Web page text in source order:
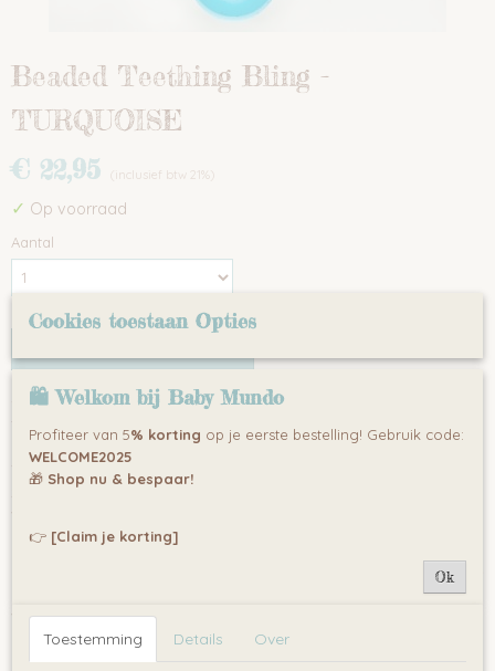
Beaded Teething Bling -
TURQUOISE
€ 22,95 (inclusief btw 21%)
✓ Op voorraad
Aantal
Omschrijving
Teething bling is een veilige bijtring waarmee hippe moeders
gemakkelijk de pijn van doorkomende tandjes kunnen verzachten.
Teething bling staat bekend om zijn veilige, effectieve bijtringen
zonder schadelijke chemicaliën. Baby's kunnen heerlijk en op een
De Teething Bling ® Hangers zijn gemaakt van de dezelfde silicone
als de meeste bijtringen. Onze producten bevatten geen schadelijke
chemicaliën zoals ftalaten, BPA's, PVC's, of latex en alle Hangers zijn
voorzien van een klikkende sluiting als extra veiligheidsmaatregel.
De hangers zijn voorzien van een CE-markering (wat betekent dat
deze voldoen aan de strenge Europese veiligheidsnormen) en alle
Cookies toestaan Opties
🛍 Welkom bij Baby Mundo
Profiteer van 5% korting op je eerste bestelling! Gebruik code:
WELCOME2025
🎁 Shop nu & bespaar!
👉 [Claim je korting]
Ok
Toestemming Details Over